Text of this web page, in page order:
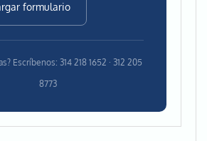
formulario
Escríbenos: 314 218 1652 · 312 205
8773